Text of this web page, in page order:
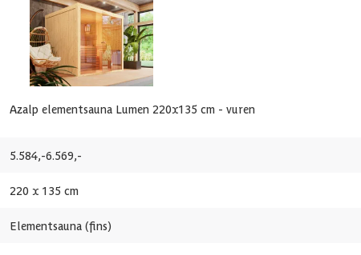
Azalp elementsauna Lumen 220x135 cm - vuren
5.584,-6.569,-
220 x 135 cm
Elementsauna (fins)